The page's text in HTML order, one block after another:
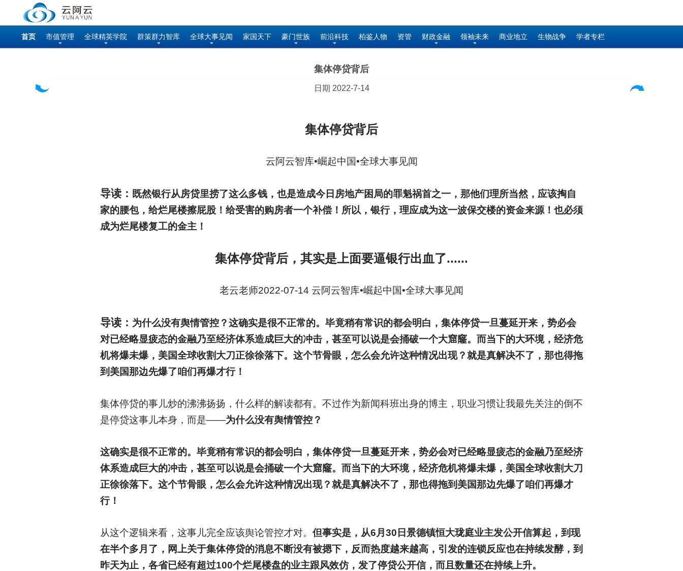
首页 市值管理 全球精英学院 群策群力智库 全球大事见闻 家国天下 豪门世族 前沿科技 柏鉴人物 资管 财政金融 领袖未来 商业地立 生物战争 学者专栏
集体停贷背后
日期 2022-7-14
集体停贷背后
云阿云智库•崛起中国•全球大事见闻
导读： 既然银行从房贷里捞了这么多钱，也是造成今日房地产困局的罪魁祸首之一，那他们理所当然，应该掏自
家的腰包，给烂尾楼擦屁股！给受害的购房者一个补偿！所以，银行，理应成为这一波保交楼的资金来源！也必须
成为烂尾楼复工的金主！
集体停贷背后 ，其实是上面要逼银行出血了......
老云老师2022-07-14 云阿云智库•崛起中国•全球大事见闻
导读： 为什么没有舆情管控？这确实是很不正常的。毕竟稍有常识的都会明白，集体停贷一旦蔓延开来，势必会
对已经略显疲态的金融乃至经济体系造成巨大的冲击，甚至可以说是会捅破一个大窟窿。而当下的大环境，经济危
机将爆未爆，美国全球收割大刀正徐徐落下。这个节骨眼，怎么会允许这种情况出现？就是真解决不了，那也得拖
到美国那边先爆了咱们再爆才行！
集体停贷的事儿炒的沸沸扬扬，什么样的解读都有。不过作为新闻科班出身的博主，职业习惯让我最先关注的倒不
是停贷这事儿本身，而是——为什么没有舆情管控？
这确实是很不正常的。毕竟稍有常识的都会明白，集体停贷一旦蔓延开来，势必会对已经略显疲态的金融乃至经济
体系造成巨大的冲击，甚至可以说是会捅破一个大窟窿。而当下的大环境，经济危机将爆未爆，美国全球收割大刀
正徐徐落下。这个节骨眼，怎么会允许这种情况出现？就是真解决不了，那也得拖到美国那边先爆了咱们再爆才
行！
从这个逻辑来看，这事儿完全应该舆论管控才对。 但事实是，从6月30日景德镇恒大珑庭业主发公开信算起，到现
在半个多月了，网上关于集体停贷的消息不断没有被摁下，反而热度越来越高，引发的连锁反应也在持续发酵，到
昨天为止，各省已经有超过100个烂尾楼盘的业主跟风效仿，发了停贷公开信，而且数量还在持续上升。